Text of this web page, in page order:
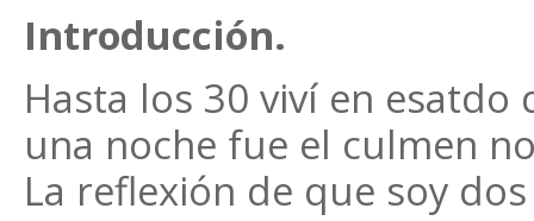
Introducción.
Hasta los 30 viví en
una noche fue el culmen
La reflexión de que soy